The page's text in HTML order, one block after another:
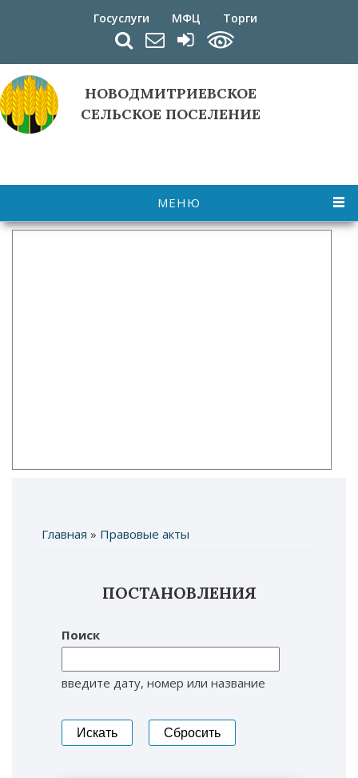
Госуслуги МФЦ Торги
НОВОДМИТРИЕВСКОЕ
СЕЛЬСКОЕ ПОСЕЛЕНИЕ
МЕНЮ
Вы здесь
Главная » Правовые акты
ПОСТАНОВЛЕНИЯ
Поиск
введите дату, номер или название